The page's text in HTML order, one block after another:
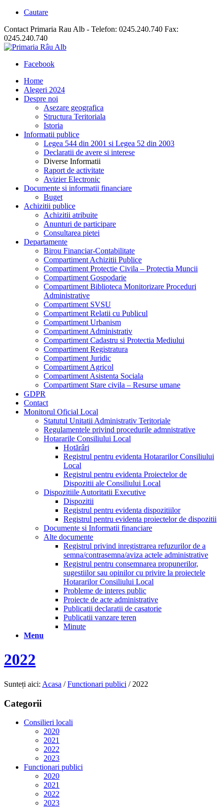
Cautare
Contact Primaria Rau Alb - Telefon: 0245.240.740 Fax:
0245.240.740
Facebook
Home
Alegeri 2024
Despre noi
Asezare geografica
Structura Teritoriala
Istoria
Informatii publice
Legea 544 din 2001 si Legea 52 din 2003
Declaratii de avere si interese
Diverse Informatii
Raport de activitate
Avizier Electronic
Documente si informatii financiare
Buget
Achizitii publice
Achizitii atribuite
Anunturi de participare
Consultarea pietei
Departamente
Birou Financiar-Contabilitate
Compartiment Achizitii Publice
Compartiment Protectie Civila – Protectia Muncii
Compartiment Gospodarie
Compartiment Biblioteca Monitorizare Proceduri
Administrative
Compartiment SVSU
Compartiment Relatii cu Publicul
Compartiment Urbanism
Compartiment Administrativ
Compartiment Cadastru si Protectia Mediului
Compartiment Registratura
Compartiment Juridic
Compartiment Agricol
Compartiment Asistenta Sociala
Compartiment Stare civila – Resurse umane
GDPR
Contact
Monitorul Oficial Local
Statutul Unitatii Administrativ Teritoriale
Regulamentele privind procedurile admnistrative
Hotararile Consiliului Local
Hotărâri
Registrul pentru evidenta Hotararilor Consiliului
Local
Registrul pentru evidenta Proiectelor de
Dispozitii ale Consiliului Local
Dispozitiile Autoritatii Executive
Dispozitii
Registrul pentru evidenta dispozitiilor
Registrul pentru evidenta proiectelor de dispozitii
Documente si Informatii financiare
Alte documente
Registrul privind inregistrarea refuzurilor de a
semna/contrasemna/aviza actele administrative
Registrul pentru consemnarea propunerilor,
sugestiilor sau opinilor cu privire la proiectele
Hotararilor Consiliului Local
Probleme de interes public
Proiecte de acte administrative
Publicatii declaratii de casatorie
Publicatii vanzare teren
Minute
Menu
2022
Sunteți aici: Acasa / Functionari publici / 2022
Categorii
Consilieri locali
2020
2021
2022
2023
Functionari publici
2020
2021
2022
2023